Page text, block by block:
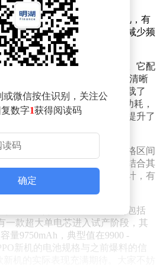
，典型值更是接近
电池，在中端机型中较为少见，有
验，满足长时间使用需求，减少频
机同样有不少可圈可点之处。它配
直屏，这种屏幕设计既能提供清晰
的视觉体验。同时，新机搭载了
性能的同时，还能有效降低功耗，
采用高分子抗摔材料打造，提升了
外跌落而损坏的风险。
将锚定2000元档位。这一价格区间
来说，具有较大的吸引力。结合其
理器配置以及抗摔的机身设计，有
地。
博主就曾透露过欧加集团（包括
一款超大单电芯进入试产阶段，其
量9750mAh，典型值在9900 -
新机的电池规格与之前爆料的信
或微信按住识别，关注公
数字1获得阅读码
确定